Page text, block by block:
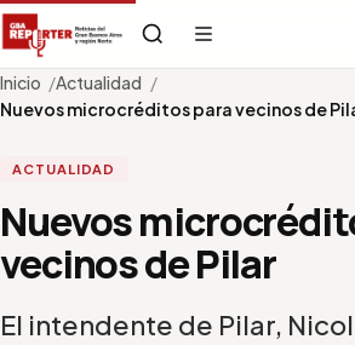
Inicio
Actualidad
Nuevos microcréditos para vecinos de
ACTUALIDAD
Nuevos
vecinos de Pilar
El intendente de Pilar,